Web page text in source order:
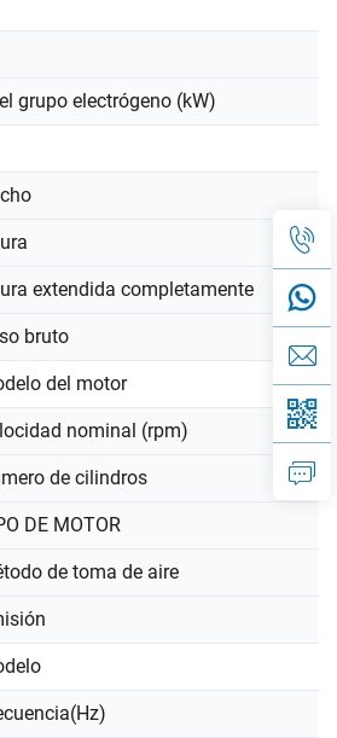
grupo electrógeno (kW)
extendida completamente
bruto
del motor
nominal (rpm)
de cilindros
DE MOTOR
de toma de aire